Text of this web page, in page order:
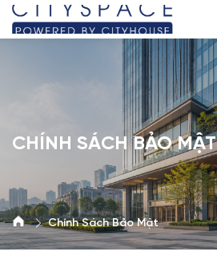
CHÍNH SÁCH BẢO MẬT
Chính Sách Bảo Mật